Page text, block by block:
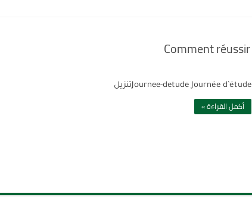
Journee-detude Journée d’étudeتنزيل
أكمل القراءة »